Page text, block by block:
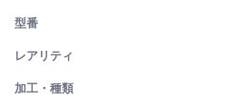
型番
レアリティ
加工・種類